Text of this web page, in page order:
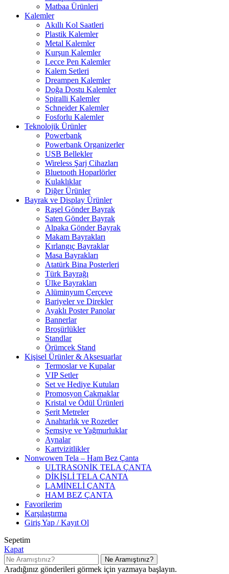
Matbaa Ürünleri
Kalemler
Akıllı Kol Saatleri
Plastik Kalemler
Metal Kalemler
Kurşun Kalemler
Lecce Pen Kalemler
Kalem Setleri
Dreampen Kalemler
Doğa Dostu Kalemler
Spiralli Kalemler
Schneider Kalemler
Fosforlu Kalemler
Teknolojik Ürünler
Powerbank
Powerbank Organizerler
USB Bellekler
Wireless Şarj Cihazları
Bluetooth Hoparlörler
Kulaklıklar
Diğer Ürünler
Bayrak ve Display Ürünler
Raşel Gönder Bayrak
Saten Gönder Bayrak
Alpaka Gönder Bayrak
Makam Bayrakları
Kırlangıç Bayraklar
Masa Bayrakları
Atatürk Bina Posterleri
Türk Bayrağı
Ülke Bayrakları
Alüminyum Çerçeve
Bariyeler ve Direkler
Ayaklı Poster Panolar
Bannerlar
Broşürlükler
Standlar
Örümcek Stand
Kişisel Ürünler & Aksesuarlar
Termoslar ve Kupalar
VIP Setler
Set ve Hediye Kutuları
Promosyon Çakmaklar
Kristal ve Ödül Ürünleri
Şerit Metreler
Anahtarlık ve Rozetler
Şemsiye ve Yağmurluklar
Aynalar
Kartvizitlikler
Nonwowen Tela – Ham Bez Çanta
ULTRASONİK TELA ÇANTA
DİKİŞLİ TELA ÇANTA
LAMİNELİ ÇANTA
HAM BEZ ÇANTA
Favorilerim
Karşılaştırma
Giriş Yap / Kayıt Ol
Sepetim
Kapat
Ne Aramıştınız?
Aradığınız gönderileri görmek için yazmaya başlayın.